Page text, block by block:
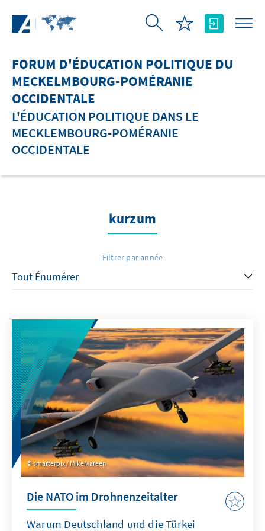
FORUM D'ÉDUCATION POLITIQUE DU
MECKELMBOURG-POMÉRANIE
OCCIDENTALE
L'ÉDUCATION POLITIQUE DANS LE
MECKLEMBOURG-POMÉRANIE
OCCIDENTALE
kurzum
Filtrer par année
smarterpix / MikeMareen
Die NATO im Drohnenzeitalter
Warum Deutschland und die Türkei